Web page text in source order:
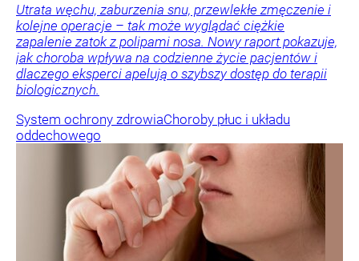
Utrata węchu, zaburzenia snu, przewlekłe zmęczenie i
kolejne operacje – tak może wyglądać ciężkie
zapalenie zatok z polipami nosa. Nowy raport pokazuje,
jak choroba wpływa na codzienne życie pacjentów i
dlaczego eksperci apelują o szybszy dostęp do terapii
biologicznych.
System ochrony zdrowiaChoroby płuc i układu
oddechowego